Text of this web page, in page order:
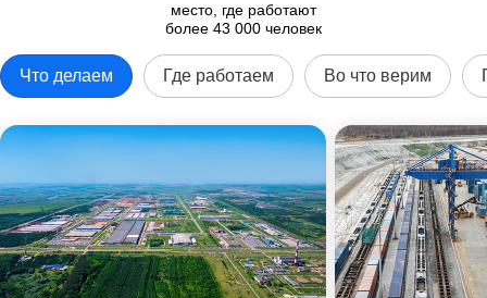
место, где работают
более 43 000 человек
Что делаем Где работаем Во что верим